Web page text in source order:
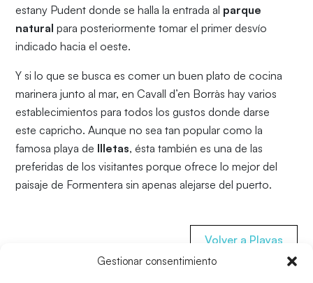
Gestionar consentimiento
estany Pudent donde se halla la entrada al parque
naturalpara posteriormente tomar el primer desvío
indicado hacia el oeste.
Y si lo que se busca es comer un buen plato de cocina
marinera junto al mar, en Cavall d’en Borràs hay varios
establecimientos para todos los gustos donde darse
este capricho. Aunque no sea tan popular como la
famosa playa de Illetas, ésta también es una de las
preferidas de los visitantes porque ofrece lo mejor del
paisaje de Formentera sin apenas alejarse del puerto.
Volver a Playas